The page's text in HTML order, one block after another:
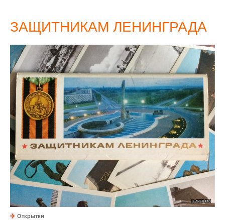
ЗАЩИТНИКАМ ЛЕНИНГРАДА
Открытки